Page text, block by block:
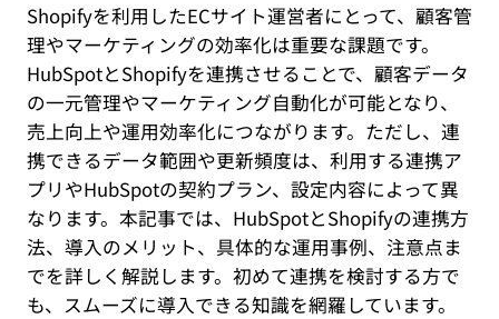
Shopifyを利用したECサイト運営者にとって、顧客管
理やマーケティングの効率化は重要な課題です。
HubSpotとShopifyを連携させることで、顧客データ
の一元管理やマーケティング自動化が可能となり、
売上向上や運用効率化につながります。ただし、連
携できるデータ範囲や更新頻度は、利用する連携ア
プリやHubSpotの契約プラン、設定内容によって異
なります。本記事では、HubSpotとShopifyの連携方
法、導入のメリット、具体的な運用事例、注意点ま
でを詳しく解説します。初めて連携を検討する方で
も、スムーズに導入できる知識を網羅しています。